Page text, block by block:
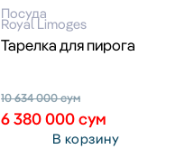
Посуда
Royal Limoges
Тарелка для пирога
10 634 000сум
6 380 000сум
В корзину